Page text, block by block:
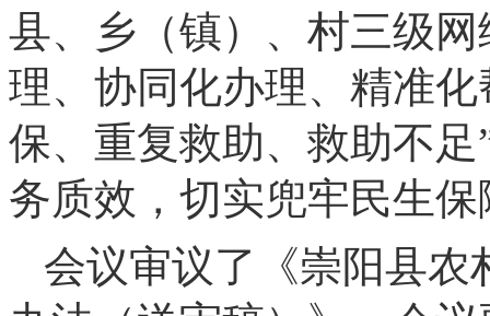
县、乡（镇）、村三级
理、协同化办理、精准
保、重复救助、救助不
务质效，切实兜牢民生
会议审议了《崇阳县农